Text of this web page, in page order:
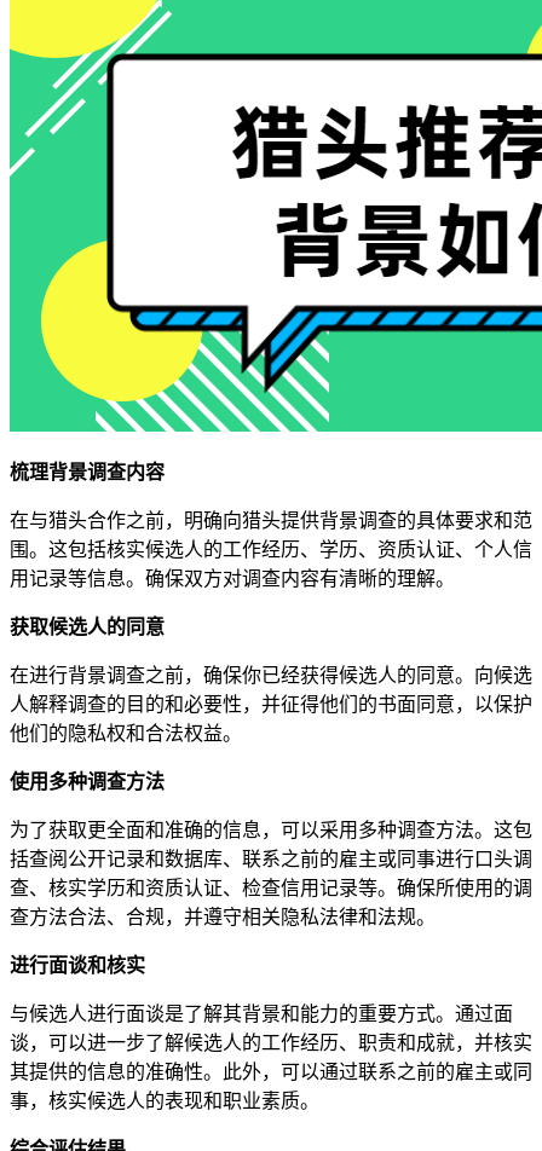
梳理背景调查内容
在与猎头合作之前，明确向猎头提供背景调查的具体要求和范
围。这包括核实候选人的工作经历、学历、资质认证、个人信
用记录等信息。确保双方对调查内容有清晰的理解。
获取候选人的同意
在进行背景调查之前，确保你已经获得候选人的同意。向候选
人解释调查的目的和必要性，并征得他们的书面同意，以保护
他们的隐私权和合法权益。
使用多种调查方法
为了获取更全面和准确的信息，可以采用多种调查方法。这包
括查阅公开记录和数据库、联系之前的雇主或同事进行口头调
查、核实学历和资质认证、检查信用记录等。确保所使用的调
查方法合法、合规，并遵守相关隐私法律和法规。
进行面谈和核实
与候选人进行面谈是了解其背景和能力的重要方式。通过面
谈，可以进一步了解候选人的工作经历、职责和成就，并核实
其提供的信息的准确性。此外，可以通过联系之前的雇主或同
事，核实候选人的表现和职业素质。